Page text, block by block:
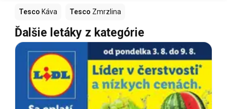
Tesco Káva Tesco Zmrzlina
Ďalšie letáky z kategórie